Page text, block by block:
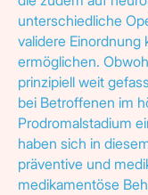
unterschiedliche
validere Einordnung
ermöglichen.
prinzipiell weit
bei Betroffenen im
Prodromalstadium
haben sich in
präventive und
medikamentöse